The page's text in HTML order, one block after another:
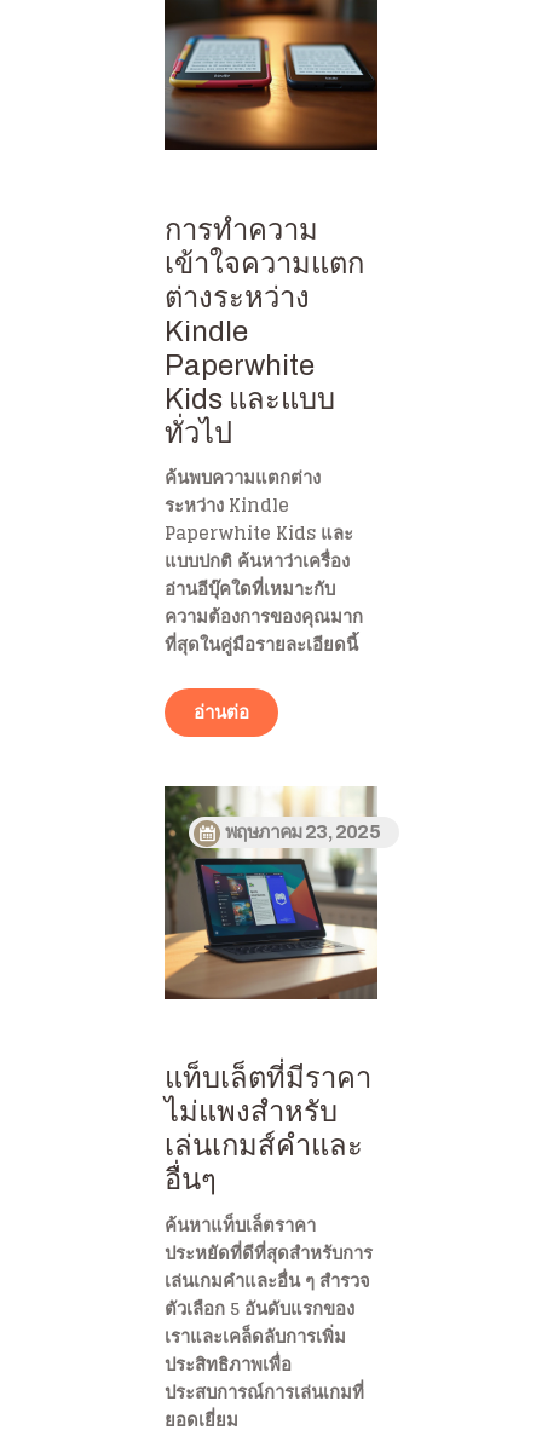
การทำความ
เข้าใจความแตก
ต่างระหว่าง
Kindle
Paperwhite
Kids และแบบ
ทั่วไป
ค้นพบความแตกต่าง
ระหว่าง Kindle
Paperwhite Kids และ
แบบปกติ ค้นหาว่าเครื่อง
อ่านอีบุ๊คใดที่เหมาะกับ
ความต้องการของคุณมาก
ที่สุดในคู่มือรายละเอียดนี้
อ่านต่อ
พฤษภาคม 23, 2025
แท็บเล็ตที่มีราคา
ไม่แพงสำหรับ
เล่นเกมส์คำและ
อื่นๆ
ค้นหาแท็บเล็ตราคา
ประหยัดที่ดีที่สุดสำหรับการ
เล่นเกมคำและอื่น ๆ สำรวจ
ตัวเลือก 5 อันดับแรกของ
เราและเคล็ดลับการเพิ่ม
ประสิทธิภาพเพื่อ
ประสบการณ์การเล่นเกมที่
ยอดเยี่ยม